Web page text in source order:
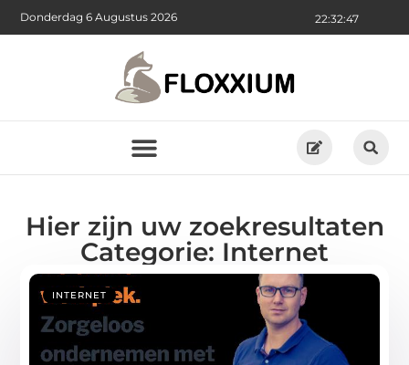
22:32:47
Donderdag 6 Augustus 2026
Hier zijn uw zoekresultaten
Categorie: Internet
INTERNET